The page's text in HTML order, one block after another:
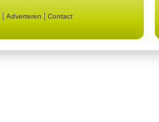
Adverteren Contact